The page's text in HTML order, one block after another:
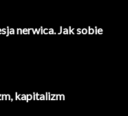
nerwica. Jak sobie
kapitalizm